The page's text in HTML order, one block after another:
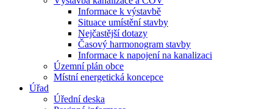
Informace k výstavbě
Situace umístění stavby
Nejčastější dotazy
Časový harmonogram stavby
Informace k napojení na kanalizaci
Územní plán obce
Místní energetická koncepce
Úřad
Úřední deska